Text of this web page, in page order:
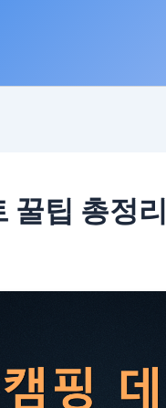
꿀팁 총정리